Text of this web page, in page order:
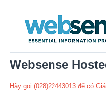
Websense
Hãy gọi (028)22443013 để có